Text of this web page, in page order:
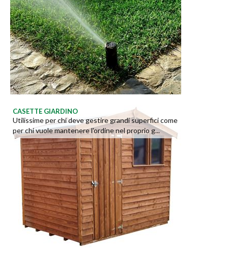
CASETTE GIARDINO
Utilissime per chi deve gestire grandi superfici come
per chi vuole mantenere l'ordine nel proprio g...